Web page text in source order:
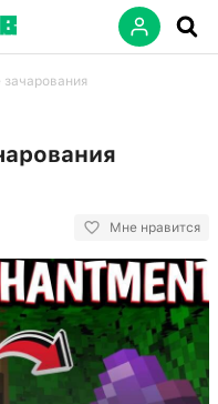
Мне нравится